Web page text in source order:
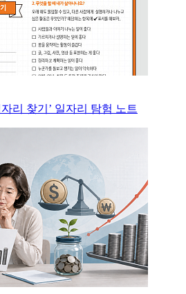
리 찾기’ 일자리 탐험 노트